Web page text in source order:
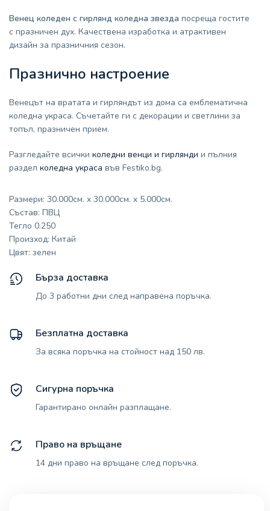
Венец коледен с гирлянд коледна звезда посреща гостите
с празничен дух. Качествена изработка и атрактивен
дизайн за празничния сезон.
Празнично настроение
Венецът на вратата и гирляндът из дома са емблематична
коледна украса. Съчетайте ги с декорации и светлини за
топъл, празничен прием.
Разгледайте всички коледни венци и гирлянди и пълния
раздел коледна украса във Festiko.bg.
Размери: 30.000см. x 30.000см. x 5.000см.
Състав: ПВЦ
Тегло 0.250
Произход: Китай
Цвят: зелен
Бърза доставка
До 3 работни дни след направена поръчка.
Безплатна доставка
За всяка поръчка на стойност над 150 лв.
Сигурна поръчка
Гарантирано онлайн разплащане.
Право на връщане
14 дни право на връщане след поръчка.